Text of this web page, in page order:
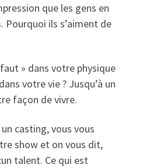
que les gens en
Pourquoi ils s’aiment de
» dans votre physique
votre vie ? Jusqu’à un
façon de vivre.
casting, vous vous
show et on vous dit,
talent. Ce qui est